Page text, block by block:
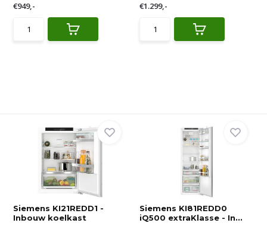
€949,- €1.299,-
Siemens KI21REDD1 -
Inbouw koelkast
Siemens KI81REDD0
iQ500 extraKlasse - In...